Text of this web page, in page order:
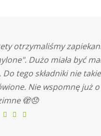
otrzymaliśmy
Dużo miała być
Do tego składniki nie
Nie wspomnę już
🫣😞